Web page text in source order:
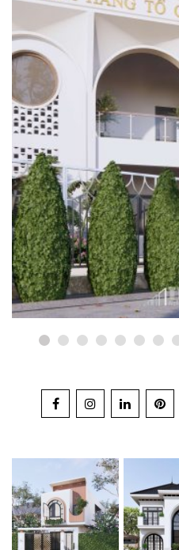
1000 CÔNG TRÌNH
3 mẫu nhà hàng
tại Bắc Sơn, Lạng
Đẹp TTD thiết kế,
gói…
05/06/2023